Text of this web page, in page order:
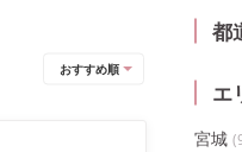
都
エ
宮城 (
おすすめ順